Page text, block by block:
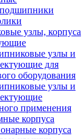
узлы, корпуса
узлы и
для
оборудования
узлы и
применения
корпуса
корпуса